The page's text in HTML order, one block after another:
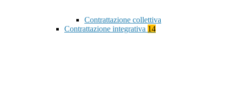
Contrattazione collettiva
Contrattazione integrativa 14